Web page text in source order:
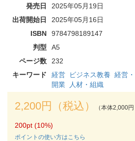
発売日
2025年05月19日
出荷開始日
2025年05月16日
ISBN
9784798189147
判型
A5
ページ数
232
キーワード
経営 ビジネス教養 経営
開業
人材・組織
2,200円（税込） （本体2,000
200pt (10%)
ポイントの使い方はこちら